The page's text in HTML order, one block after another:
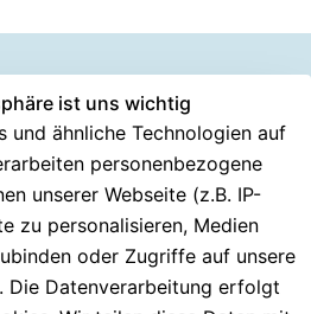
ist uns wichtig
und ähnliche Technologien auf
personenbezogene
unserer Webseite (z.B. IP-
zu personalisieren, Medien
oder Zugriffe auf unsere
Die Datenverarbeitung erfolgt
Information
en
Über CMK
Versand
Batterieentsor
gung
Eektrogeräte-
Versanddie
nstleister
DHL
DPD